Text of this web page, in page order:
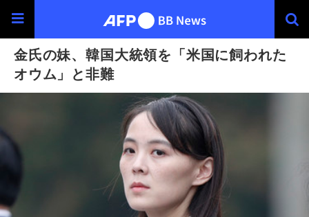
金氏の妹、韓国大統領を「米国に飼われた
オウム」と非難